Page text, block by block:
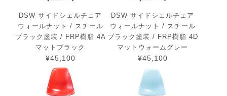
DSW サイドシェルチェア
ウォールナット / スチール
ブラック塗装 / FRP樹脂 4A
マットブラック
¥45,100
DSW サイドシェルチェア
ウォールナット / スチール
ブラック塗装 / FRP樹脂 4D
マットウォームグレー
¥45,100